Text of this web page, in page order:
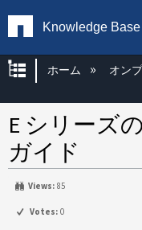
Knowledge Base
グローバル
ホーム オン
E シリーズ
ガイド
Views: 85
Votes: 0